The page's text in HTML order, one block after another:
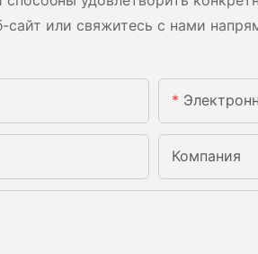
сайт или свяжитесь с нами
Компания